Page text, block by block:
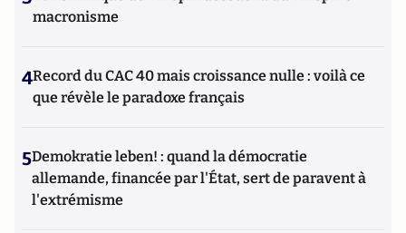
macronisme
4Record du CAC 40 mais croissance nulle : voilà ce
que révèle le paradoxe français
5Demokratie leben! : quand la démocratie
allemande, financée par l'État, sert de paravent à
l'extrémisme